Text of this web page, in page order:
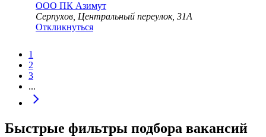
ООО ПК Азимут
Серпухов, Центральный переулок, 31А
Откликнуться
1
2
3
...
Быстрые фильтры подбора вакансий